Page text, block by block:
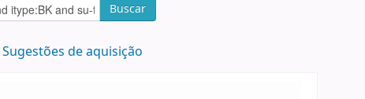
Buscar
Sugestões de aquisição